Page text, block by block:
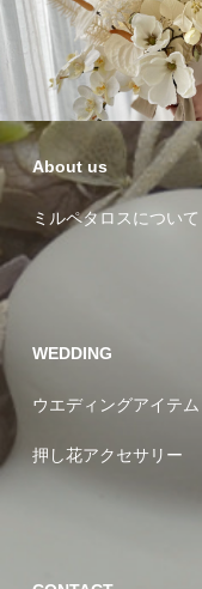
About us
ミルペタロスについて
WEDDING
ウエディングアイテム
押し花アクセサリー